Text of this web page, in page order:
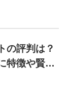
しない選び
の評判は？
特徴や賢い